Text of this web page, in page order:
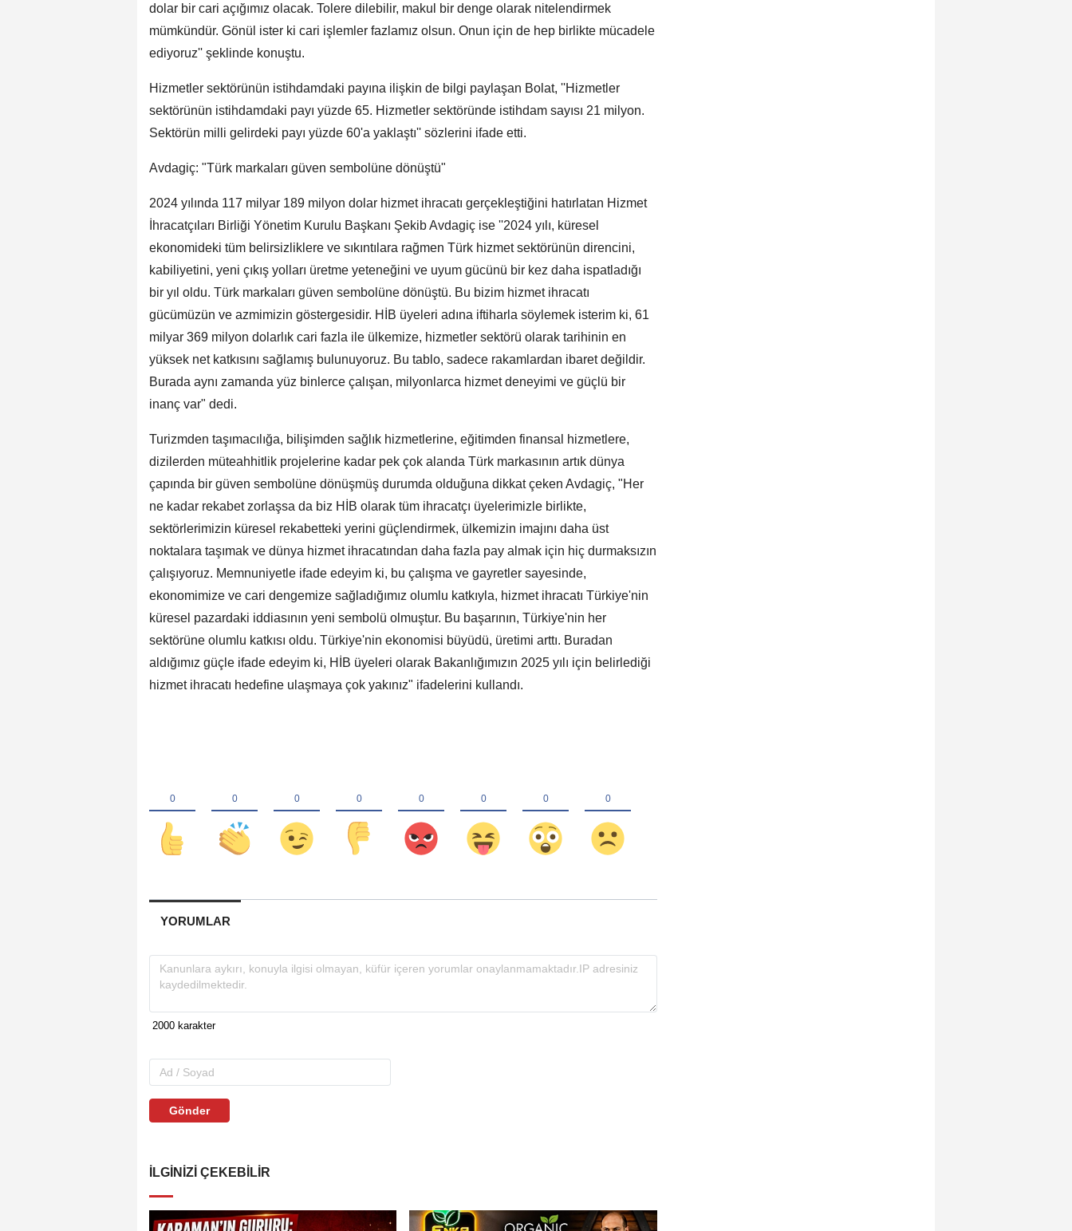
dolar bir cari açığımız olacak. Tolere dilebilir, makul bir denge olarak nitelendirmek
mümkündür. Gönül ister ki cari işlemler fazlamız olsun. Onun için de hep birlikte mücadele
ediyoruz'' şeklinde konuştu.
Hizmetler sektörünün istihdamdaki payına ilişkin de bilgi paylaşan Bolat, ''Hizmetler
sektörünün istihdamdaki payı yüzde 65. Hizmetler sektöründe istihdam sayısı 21 milyon.
Sektörün milli gelirdeki payı yüzde 60'a yaklaştı'' sözlerini ifade etti.
Avdagiç: "Türk markaları güven sembolüne dönüştü"
2024 yılında 117 milyar 189 milyon dolar hizmet ihracatı gerçekleştiğini hatırlatan Hizmet
İhracatçıları Birliği Yönetim Kurulu Başkanı Şekib Avdagiç ise ''2024 yılı, küresel
ekonomideki tüm belirsizliklere ve sıkıntılara rağmen Türk hizmet sektörünün direncini,
kabiliyetini, yeni çıkış yolları üretme yeteneğini ve uyum gücünü bir kez daha ispatladığı
bir yıl oldu. Türk markaları güven sembolüne dönüştü. Bu bizim hizmet ihracatı
gücümüzün ve azmimizin göstergesidir. HİB üyeleri adına iftiharla söylemek isterim ki, 61
milyar 369 milyon dolarlık cari fazla ile ülkemize, hizmetler sektörü olarak tarihinin en
yüksek net katkısını sağlamış bulunuyoruz. Bu tablo, sadece rakamlardan ibaret değildir.
Burada aynı zamanda yüz binlerce çalışan, milyonlarca hizmet deneyimi ve güçlü bir
inanç var" dedi.
Turizmden taşımacılığa, bilişimden sağlık hizmetlerine, eğitimden finansal hizmetlere,
dizilerden müteahhitlik projelerine kadar pek çok alanda Türk markasının artık dünya
çapında bir güven sembolüne dönüşmüş durumda olduğuna dikkat çeken Avdagiç, "Her
ne kadar rekabet zorlaşsa da biz HİB olarak tüm ihracatçı üyelerimizle birlikte,
sektörlerimizin küresel rekabetteki yerini güçlendirmek, ülkemizin imajını daha üst
noktalara taşımak ve dünya hizmet ihracatından daha fazla pay almak için hiç durmaksızın
çalışıyoruz. Memnuniyetle ifade edeyim ki, bu çalışma ve gayretler sayesinde,
ekonomimize ve cari dengemize sağladığımız olumlu katkıyla, hizmet ihracatı Türkiye'nin
küresel pazardaki iddiasının yeni sembolü olmuştur. Bu başarının, Türkiye'nin her
sektörüne olumlu katkısı oldu. Türkiye'nin ekonomisi büyüdü, üretimi arttı. Buradan
aldığımız güçle ifade edeyim ki, HİB üyeleri olarak Bakanlığımızın 2025 yılı için belirlediği
hizmet ihracatı hedefine ulaşmaya çok yakınız" ifadelerini kullandı.
YORUMLAR
Gönder
İLGINIZI ÇEKEBILIR